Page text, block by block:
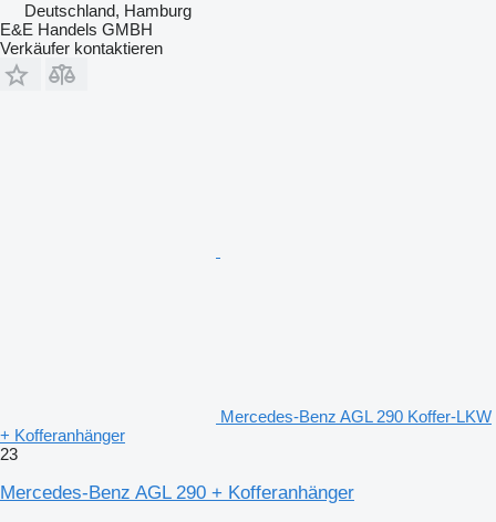
Deutschland, Hamburg
E&E Handels GMBH
Verkäufer kontaktieren
Mercedes-Benz AGL 290 Koffer-LKW
+ Kofferanhänger
23
Mercedes-Benz AGL 290 + Kofferanhänger